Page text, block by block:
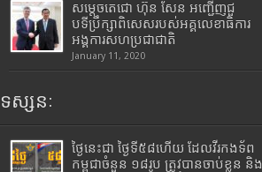
សម្តេចតេជោ ហ៊ុន សែន អញ្ជើញជួ
បទីប្រឹក្សាពិសេសរបស់អគ្គលេខាធិការ
អង្គការសហប្រជាជាតិ
January 11, 2020
ទស្សនៈ
ថ្ងៃនេះជា ថ្ងៃទី៥៨ហើយ ដែលវីរកងទ័ព
កម្ពុជាចំនួន ១៨រូប ត្រូវបានចាប់ខ្លួន និង